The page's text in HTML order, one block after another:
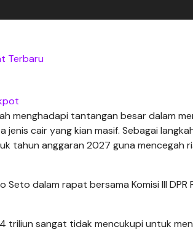
Terbaru
menghadapi tantangan besar dalam
cair yang kian masif. Sebagai
tahun anggaran 2027 guna mencegah
Seto dalam rapat bersama Komisi III DPR
triliun sangat tidak mencukupi untuk